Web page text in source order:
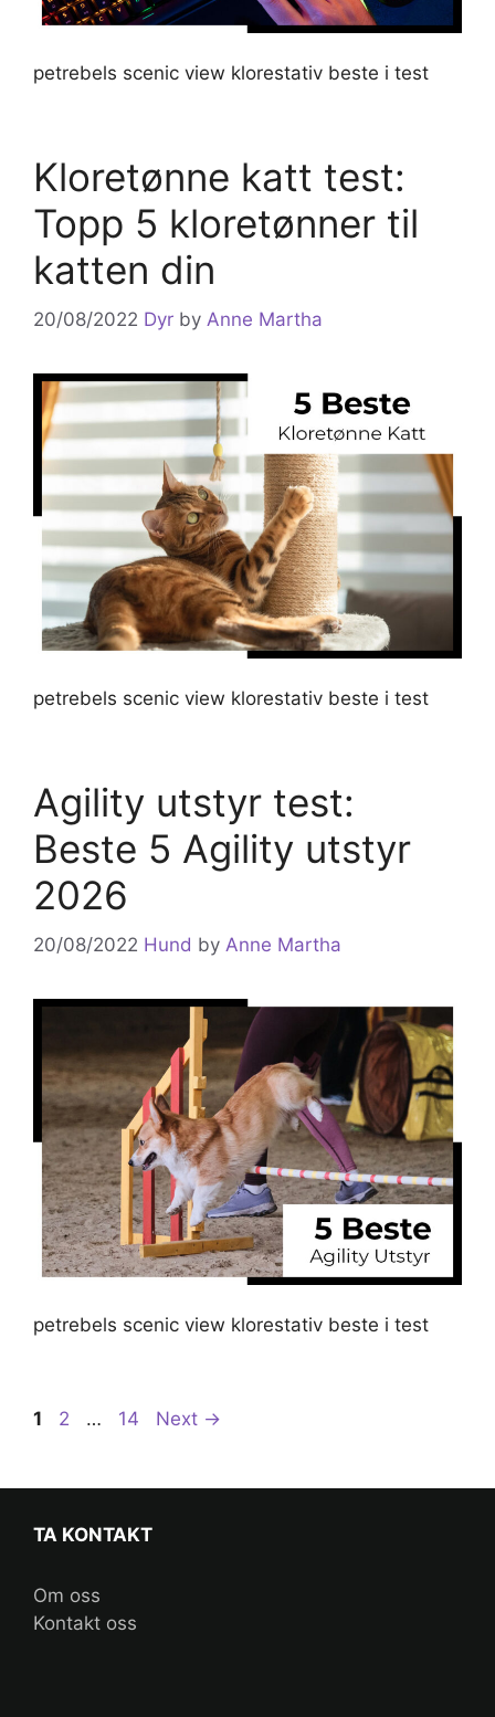
petrebels scenic view klorestativ beste i test
Kloretønne katt test:
Topp 5 kloretønner til
katten din
20/08/2022 Dyr by Anne Martha
petrebels scenic view klorestativ beste i test
Agility utstyr test:
Beste 5 Agility utstyr
2026
20/08/2022 Hund by Anne Martha
petrebels scenic view klorestativ beste i test
Post
Page
1 Page
2 … Page
14 Next →
TA KONTAKT
Om oss
Kontakt oss